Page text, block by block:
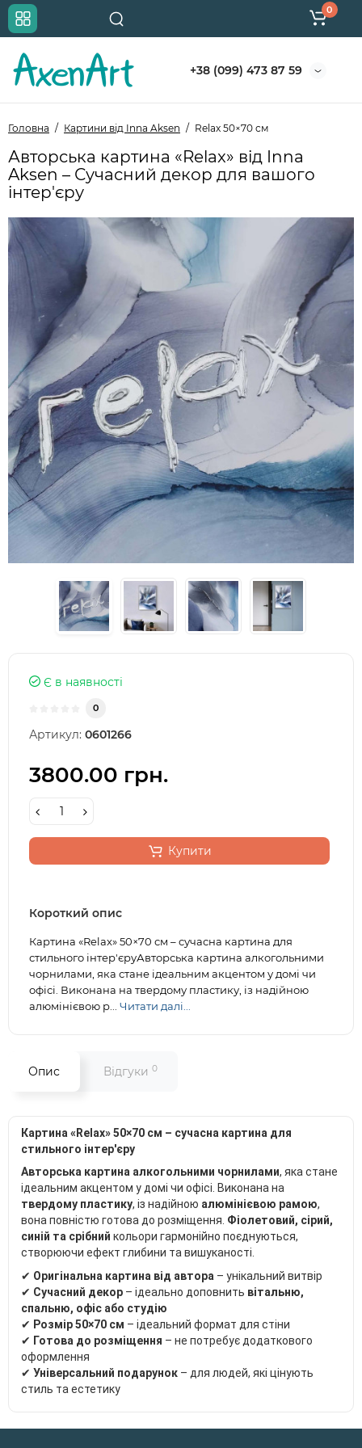
+38 (099) 473 87 59
0
Головна Картини від Inna Aksen Relax 50×70 см
Авторська картина «Relax» від Inna
Aksen – Сучасний декор для вашого
інтер'єру
Є в наявності
0
Артикул: 0601266
3800.00 грн.
Купити
Короткий опис
Картина «Relax» 50×70 см – сучасна картина для
стильного інтер'єруАвторська картина алкогольними
чорнилами, яка стане ідеальним акцентом у домі чи
офісі. Виконана на твердому пластику, із надійною
алюмінієвою р... Читати далі...
Опис Відгуки 0
Картина «Relax»50×70 см – сучасна картина для
стильного інтер'єру
Авторська картина алкогольними чорнилами, яка стане
ідеальним акцентом у домі чи офісі. Виконана на
твердому пластику, із надійною алюмінієвою рамою,
вона повністю готова до розміщення. Фіолетовий, сірий,
синій та срібний кольори гармонійно поєднуються,
створюючи ефект глибини та вишуканості.
✔ Оригінальна картина від автора – унікальний витвір
✔ Сучасний декор – ідеально доповнить вітальню,
спальню, офіс або студію
✔ Розмір 50×70 см – ідеальний формат для стіни
✔ Готова до розміщення – не потребує додаткового
оформлення
✔ Універсальний подарунок – для людей, які цінують
стиль та естетику